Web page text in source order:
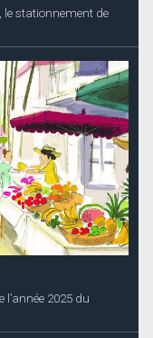
le stationnement de
2025 du